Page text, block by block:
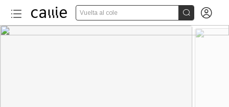
Vuelta al cole  